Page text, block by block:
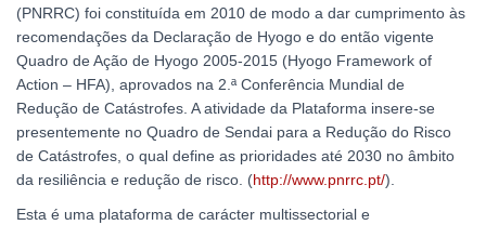
(PNRRC) foi constituída em 2010 de modo a dar cumprimento às
recomendações da Declaração de Hyogo e do então vigente
Quadro de Ação de Hyogo 2005-2015 (Hyogo Framework of
Action – HFA), aprovados na 2.ª Conferência Mundial de
Redução de Catástrofes. A atividade da Plataforma insere-se
presentemente no Quadro de Sendai para a Redução do Risco
de Catástrofes, o qual define as prioridades até 2030 no âmbito
da resiliência e redução de risco. (http://www.pnrrc.pt/).
Esta é uma plataforma de carácter multissectorial e